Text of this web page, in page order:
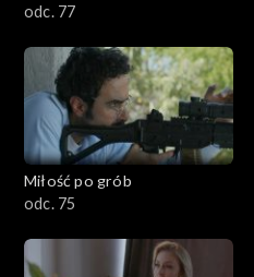
odc. 77
Miłość po grób
odc. 75